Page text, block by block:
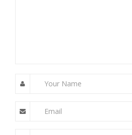
Your Name
Email